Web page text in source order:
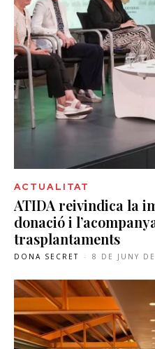
ACTUALITAT
ATIDA reivindica la
donació i
trasplantaments
DONA SECRET - 8 DE JUNY